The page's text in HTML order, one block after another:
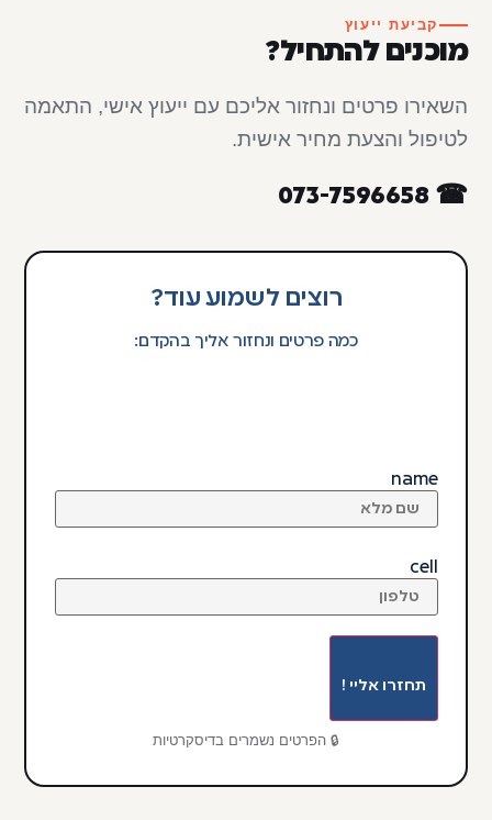
קביעת ייעוץ
מוכנים להתחיל?
השאירו פרטים ונחזור אליכם עם ייעוץ אישי, התאמה
לטיפול והצעת מחיר אישית.
☎ 073-7596658
רוצים לשמוע עוד?
כמה פרטים ונחזור אליך בהקדם:
name
cell
תחזרו אליי !
🔒 הפרטים נשמרים בדיסקרטיות